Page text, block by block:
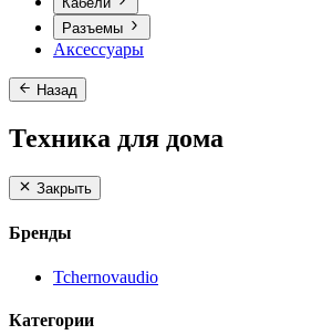
Разъемы
Аксессуары
Назад
Техника для дома
Закрыть
Бренды
Tchernovaudio
Категории